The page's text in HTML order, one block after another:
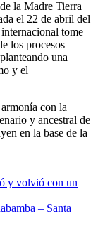
la Madre Tierra
el 22 de abril del
tome
los procesos
una
y el
con la
y ancestral de
en la base de la
y volvió con un
– Santa